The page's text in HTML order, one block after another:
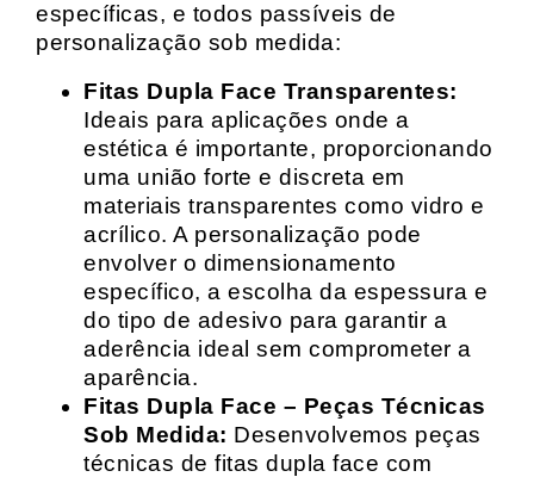
específicas, e todos passíveis de
personalização sob medida:
Fitas Dupla Face Transparentes:
Ideais para aplicações onde a
estética é importante, proporcionando
uma união forte e discreta em
materiais transparentes como vidro e
acrílico. A personalização pode
envolver o dimensionamento
específico, a escolha da espessura e
do tipo de adesivo para garantir a
aderência ideal sem comprometer a
aparência.
Fitas Dupla Face – Peças Técnicas
Sob Medida: Desenvolvemos peças
técnicas de fitas dupla face com